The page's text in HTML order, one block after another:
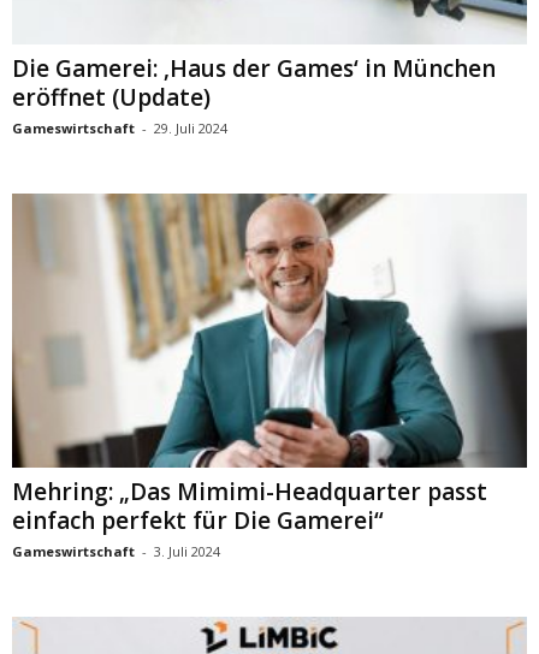
Die Gamerei: ‚Haus der Games‘ in München
eröffnet (Update)
Gameswirtschaft - 29. Juli 2024
Mehring: „Das Mimimi-Headquarter passt
einfach perfekt für Die Gamerei“
Gameswirtschaft - 3. Juli 2024